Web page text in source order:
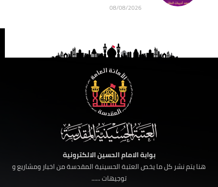
08/08/2026
بوابة الامام الحسين الالكترونية
هنا يتم نشر كل ما يخص العتبة الحسينية المقدسة من اخبار ومشاريع و
توجيهات ......